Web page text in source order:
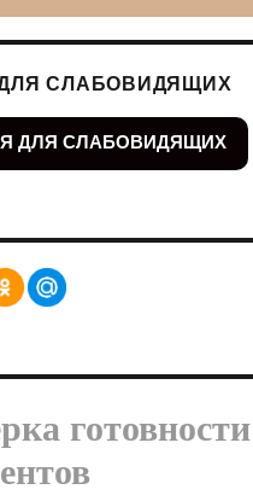
СЛАБОВИДЯЩИХ
ДЛЯ СЛАБОВИДЯЩИХ
готовности